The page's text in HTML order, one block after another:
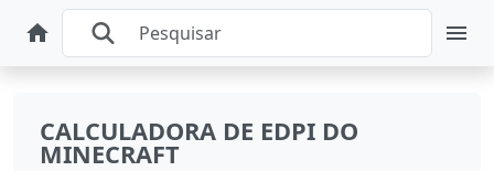
CALCULADORA DE EDPI DO
MINECRAFT